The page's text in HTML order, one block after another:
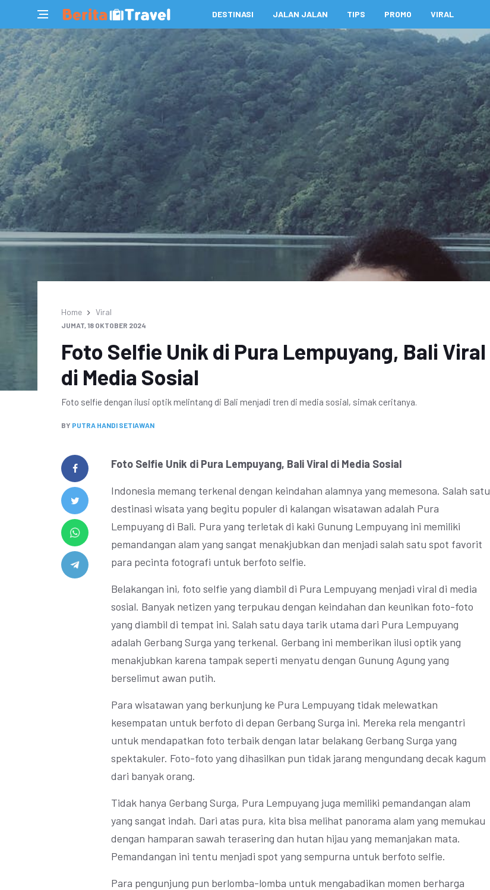
DESTINASI JALAN JALAN TIPS PROMO VIRAL
Home Viral
JUMAT, 18 OKTOBER 2024
Foto Selfie Unik di Pura Lempuyang, Bali Viral
di Media Sosial
Foto selfie dengan ilusi optik melintang di Bali menjadi tren di media sosial, simak ceritanya.
BY PUTRA HANDI SETIAWAN
Foto Selfie Unik di Pura Lempuyang, Bali Viral di Media Sosial
Indonesia memang terkenal dengan keindahan alamnya yang memesona. Salah satu
destinasi wisata yang begitu populer di kalangan wisatawan adalah Pura
Lempuyang di Bali. Pura yang terletak di kaki Gunung Lempuyang ini memiliki
pemandangan alam yang sangat menakjubkan dan menjadi salah satu spot favorit
para pecinta fotografi untuk berfoto selfie.
Belakangan ini, foto selfie yang diambil di Pura Lempuyang menjadi viral di media
sosial. Banyak netizen yang terpukau dengan keindahan dan keunikan foto-foto
yang diambil di tempat ini. Salah satu daya tarik utama dari Pura Lempuyang
adalah Gerbang Surga yang terkenal. Gerbang ini memberikan ilusi optik yang
menakjubkan karena tampak seperti menyatu dengan Gunung Agung yang
berselimut awan putih.
Para wisatawan yang berkunjung ke Pura Lempuyang tidak melewatkan
kesempatan untuk berfoto di depan Gerbang Surga ini. Mereka rela mengantri
untuk mendapatkan foto terbaik dengan latar belakang Gerbang Surga yang
spektakuler. Foto-foto yang dihasilkan pun tidak jarang mengundang decak kagum
dari banyak orang.
Tidak hanya Gerbang Surga, Pura Lempuyang juga memiliki pemandangan alam
yang sangat indah. Dari atas pura, kita bisa melihat panorama alam yang memukau
dengan hamparan sawah terasering dan hutan hijau yang memanjakan mata.
Pemandangan ini tentu menjadi spot yang sempurna untuk berfoto selfie.
Para pengunjung pun berlomba-lomba untuk mengabadikan momen berharga